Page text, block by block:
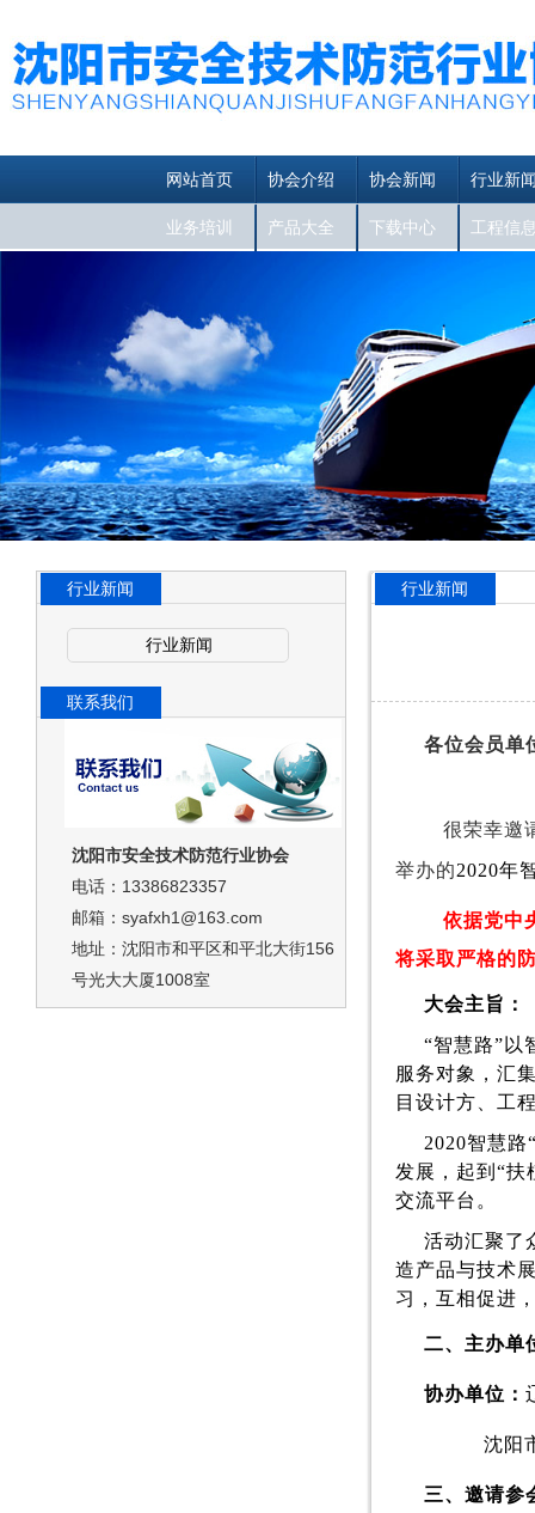
网站首页 协会介绍 协会新闻 行业新
业务培训 产品大全 下载中心 工程信
行业新闻
行业新闻
联系我们
沈阳市安全技术防范行业协会
电话：13386823357
邮箱：syafxh1@163.com
地址：沈阳市和平区和平北大街156
号光大大厦1008室
行业新闻
各位会员单
很荣幸邀
举办的2020年
依据党中
将采取严格的
大会主旨：
“智慧路”以
服务对象，汇
目设计方、工
2020智慧路
发展，起到“
交流平台。
活动汇聚了
造产品与技术
习，互相促进
二、 主办单
协办单位：
沈阳
三、邀请参